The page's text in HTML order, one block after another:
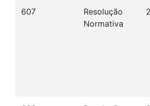
607
Resolução
Normativa